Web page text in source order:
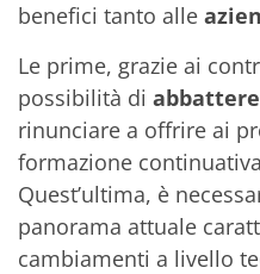
benefici tanto alle
Le prime, grazie ai
possibilità di
rinunciare a offrire ai
formazione
Quest’ultima, è
panorama attuale
cambiamenti a livello